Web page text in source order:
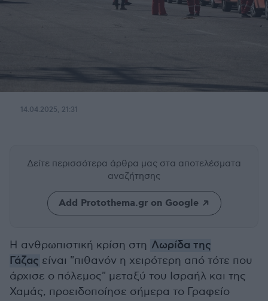
14.04.2025, 21:31
Δείτε περισσότερα άρθρα μας στα αποτελέσματα
αναζήτησης
Add Protothema.gr on Google
Η ανθρωπιστική κρίση στη Λωρίδα της
Γάζας είναι "πιθανόν η χειρότερη από τότε που
άρχισε ο πόλεμος" μεταξύ του Ισραήλ και της
Χαμάς, προειδοποίησε σήμερα το Γραφείο